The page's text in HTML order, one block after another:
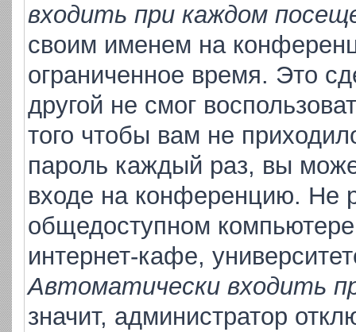
входить при каждом
своим именем на
ограниченное время. Это
другой не смог
того чтобы вам не
пароль каждый раз, вы
входе на конференцию. Не
общедоступном
интернет-кафе,
Автоматически входить
значит, администратор